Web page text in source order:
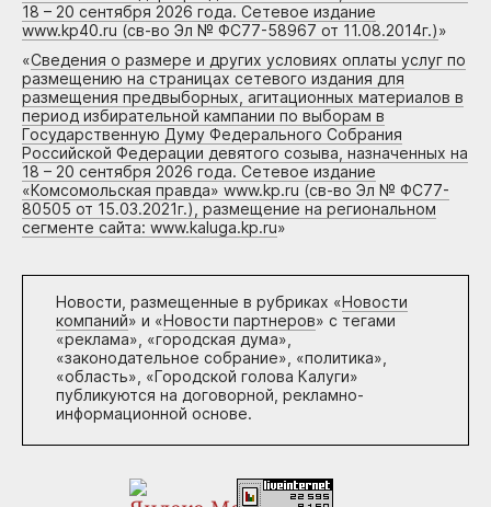
18 – 20 сентября 2026 года. Сетевое издание
www.kp40.ru (св-во Эл № ФС77-58967 от 11.08.2014г.)»
«Сведения о размере и других условиях оплаты услуг по
размещению на страницах сетевого издания для
размещения предвыборных, агитационных материалов в
период избирательной кампании по выборам в
Государственную Думу Федерального Собрания
Российской Федерации девятого созыва, назначенных на
18 – 20 сентября 2026 года. Сетевое издание
«Комсомольская правда» www.kp.ru (св-во Эл № ФС77-
80505 от 15.03.2021г.), размещение на региональном
сегменте сайта: www.kaluga.kp.ru»
Новости, размещенные в рубриках «Новости
компаний» и «Новости партнеров» с тегами
«реклама», «городская дума»,
«законодательное собрание», «политика»,
«область», «Городской голова Калуги»
публикуются на договорной, рекламно-
информационной основе.